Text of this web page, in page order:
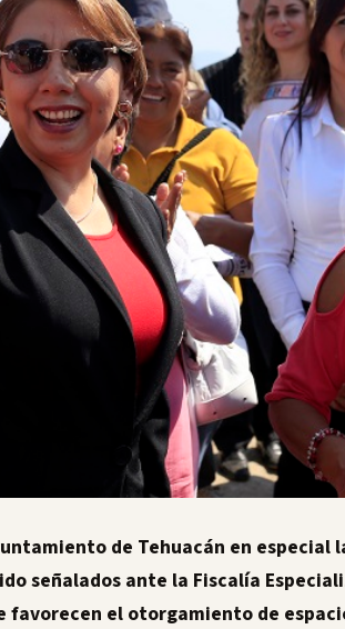
de Tehuacán en especial
señalados ante la Fiscalía
favorecen el otorgamiento de